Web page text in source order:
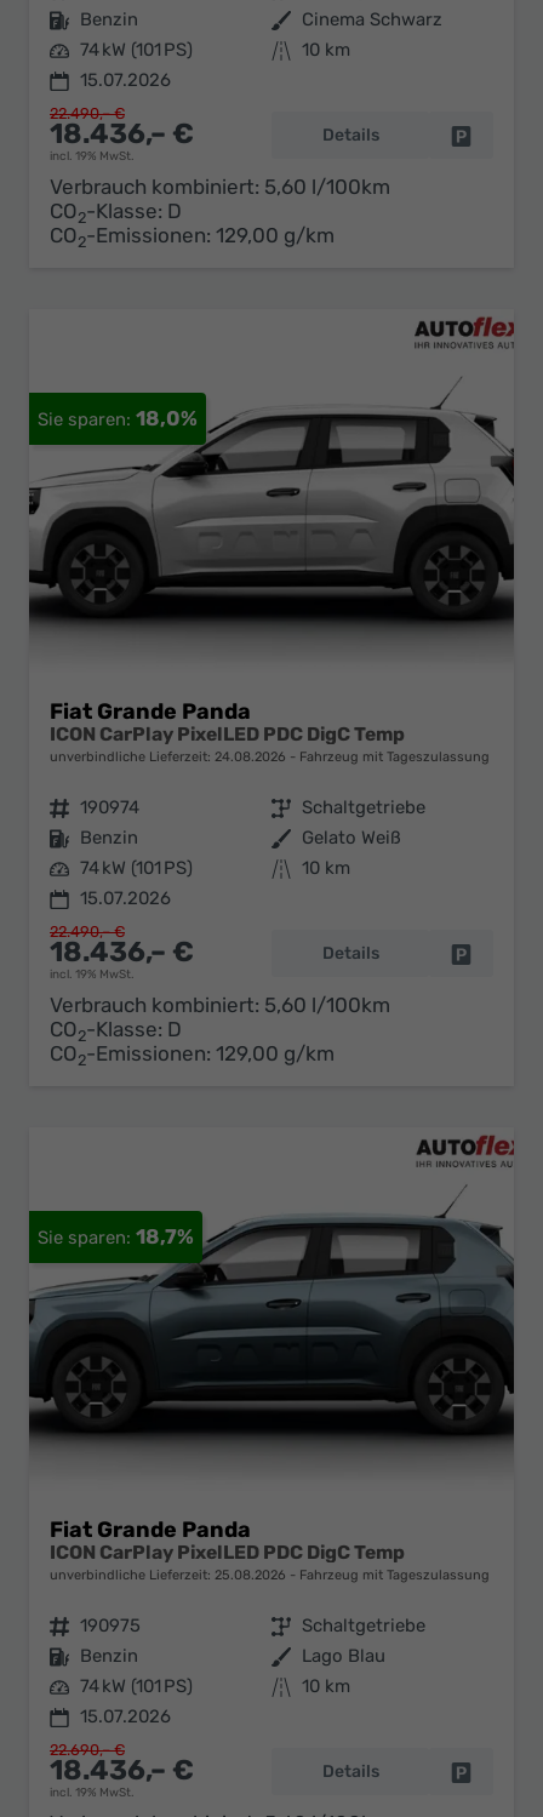
Kraftstoff Benzin Außenfarbe Cinema Schwarz
Leistung 74 kW (101 PS) Kilometerstand 10 km
15.07.2026
18.436,– €
incl. 19% MwSt.
22.490,– €
Details
Verbrauch kombiniert: 5,60 l/100km
CO2-Klasse: D
CO2-Emissionen: 129,00 g/km
18,0%
Fiat Grande Panda
ICON CarPlay PixelLED PDC DigC Temp
unverbindliche Lieferzeit: 24.08.2026 Fahrzeug mit Tageszulassung
Fahrzeugnr. 190974 Getriebe Schaltgetriebe
Kraftstoff Benzin Außenfarbe Gelato Weiß
Leistung 74 kW (101 PS) Kilometerstand 10 km
15.07.2026
18.436,– €
incl. 19% MwSt.
22.490,– €
Details
Verbrauch kombiniert: 5,60 l/100km
CO2-Klasse: D
CO2-Emissionen: 129,00 g/km
18,7%
Fiat Grande Panda
ICON CarPlay PixelLED PDC DigC Temp
unverbindliche Lieferzeit: 25.08.2026 Fahrzeug mit Tageszulassung
Fahrzeugnr. 190975 Getriebe Schaltgetriebe
Kraftstoff Benzin Außenfarbe Lago Blau
Leistung 74 kW (101 PS) Kilometerstand 10 km
15.07.2026
18.436,– €
incl. 19% MwSt.
22.690,– €
Details